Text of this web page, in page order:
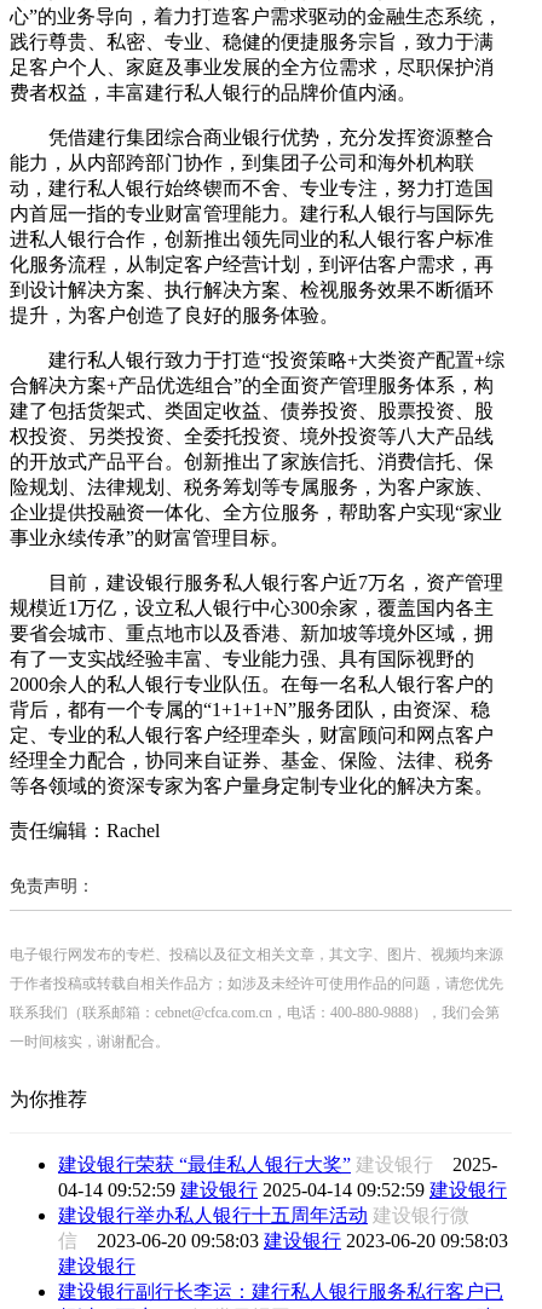
心”的业务导向，着力打造客户需求驱动的金融生态系统，
践行尊贵、私密、专业、稳健的便捷服务宗旨，致力于满
足客户个人、家庭及事业发展的全方位需求，尽职保护消
费者权益，丰富建行私人银行的品牌价值内涵。
凭借建行集团综合商业银行优势，充分发挥资源整合
能力，从内部跨部门协作，到集团子公司和海外机构联
动，建行私人银行始终锲而不舍、专业专注，努力打造国
内首屈一指的专业财富管理能力。建行私人银行与国际先
进私人银行合作，创新推出领先同业的私人银行客户标准
化服务流程，从制定客户经营计划，到评估客户需求，再
到设计解决方案、执行解决方案、检视服务效果不断循环
提升，为客户创造了良好的服务体验。
建行私人银行致力于打造“投资策略+大类资产配置+综
合解决方案+产品优选组合”的全面资产管理服务体系，构
建了包括货架式、类固定收益、债券投资、股票投资、股
权投资、另类投资、全委托投资、境外投资等八大产品线
的开放式产品平台。创新推出了家族信托、消费信托、保
险规划、法律规划、税务筹划等专属服务，为客户家族、
企业提供投融资一体化、全方位服务，帮助客户实现“家业
事业永续传承”的财富管理目标。
目前，建设银行服务私人银行客户近7万名，资产管理
规模近1万亿，设立私人银行中心300余家，覆盖国内各主
要省会城市、重点地市以及香港、新加坡等境外区域，拥
有了一支实战经验丰富、专业能力强、具有国际视野的
2000余人的私人银行专业队伍。在每一名私人银行客户的
背后，都有一个专属的“1+1+1+N”服务团队，由资深、稳
定、专业的私人银行客户经理牵头，财富顾问和网点客户
经理全力配合，协同来自证券、基金、保险、法律、税务
等各领域的资深专家为客户量身定制专业化的解决方案。
责任编辑：Rachel
免责声明：
电子银行网发布的专栏、投稿以及征文相关文章，其文字、图片、视频均来源
于作者投稿或转载自相关作品方；如涉及未经许可使用作品的问题，请您优先
联系我们（联系邮箱：cebnet@cfca.com.cn，电话：400-880-9888），我们会第
一时间核实，谢谢配合。
为你推荐
建设银行荣获 “最佳私人银行大奖” 建设银行 2025-
04-14 09:52:59 建设银行 2025-04-14 09:52:59 建设银行
建设银行举办私人银行十五周年活动 建设银行微
信 2023-06-20 09:58:03 建设银行 2023-06-20 09:58:03
建设银行
建设银行副行长李运：建行私人银行服务私行客户已